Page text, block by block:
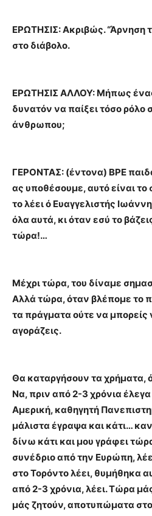
ΕΡΩΤΗΣΙΣ: Ακριβώς. “Άρνηση
στο διάβολο.
ΕΡΩΤΗΣΙΣ ΑΛΛΟΥ: Μήπως ένας
δυνατόν να παίξει τόσο ρόλο
άνθρωπου;
ΓΕΡΟΝΤΑΣ: (έντονα) ΒΡΕ
ας υποθέσουμε, αυτό είναι το
το λέει ό Ευαγγελιστής
όλα αυτά, κι όταν εσύ το
τώρα!…
Μέχρι τώρα, του δίναμε
Αλλά τώρα, όταν βλέπομε το
τα πράγματα ούτε να μπορείς
αγοράζεις.
Θα καταργήσουν τα χρήματα,
Να, πριν από 2-3 χρόνια
Αμερική, καθηγητή
μάλιστα έγραψα και κάτι…
δίνω κάτι και μου γράφει
συνέδριο από την Ευρώπη,
στο Τορόντο λέει, θυμήθηκα
από 2-3 χρόνια, λέει. Τώρα
μάς ζητούν, αποτυπώματα